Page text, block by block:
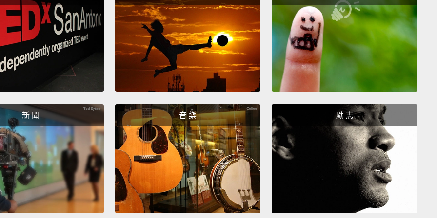
call them "Starbucks Squatters." That's what they—they
order one coffee, and then they sit there...eight to 12
hours. And they bring so much stuff with them.
like they're moving in. They have a newspaper.
a book, a charger, a laptop, extension cords, a
cot...pictures of their family, a personal assistant, a
garden hose—I don't know why.
然後，你拿到咖啡後，你有座位，那－－你找不到半個位子。
不可能有位子，因為我叫他們「星巴克非法居民」。那就是他
們－－他們點一杯咖啡，接著他們就坐在那...八到十二個小
時。他們帶了一堆東西。看起來就像他們要搬進去住一樣。他
們有一份報紙。他們有一本書、充電器、筆電、延長線、一張
折疊床...家人的照片、個人助理、花園水管－－不知道幹嘛
帶。
新 聞 音 樂 勵 志